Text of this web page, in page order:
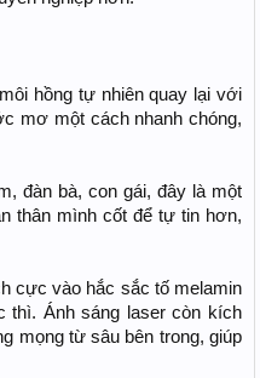
hồng tự nhiên quay lại với
mơ một cách nhanh chóng,
đàn bà, con gái, đây là một
thân mình cốt để tự tin hơn,
cực vào hắc sắc tố melamin
thì. Ánh sáng laser còn kích
mọng từ sâu bên trong, giúp